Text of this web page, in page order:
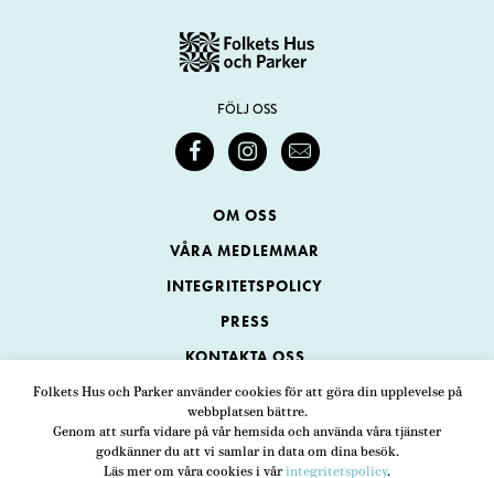
Folkets Hus och Parker använder cookies för att göra din upplevelse på
webbplatsen bättre.
Genom att surfa vidare på vår hemsida och använda våra tjänster
godkänner du att vi samlar in data om dina besök.
Läs mer om våra cookies i vår integritetspolicy.
FÖLJ OSS
OM OSS
VÅRA MEDLEMMAR
INTEGRITETSPOLICY
PRESS
KONTAKTA OSS
Folkets Hus och Parker
ADRESS Swedenborgsgatan 1